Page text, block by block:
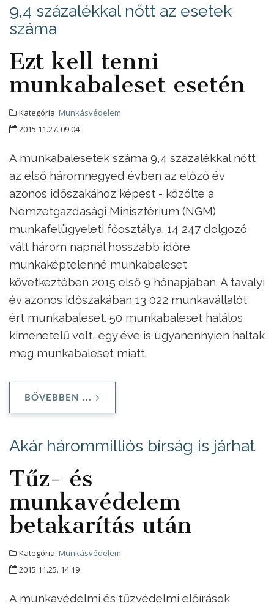
9,4 százalékkal nőtt az esetek
száma
Ezt kell tenni
munkabaleset esetén
Kategória: Munkásvédelem
2015.11.27. 09:04
A munkabalesetek száma 9,4 százalékkal nőtt
az első háromnegyed évben az előző év
azonos időszakához képest - közölte a
Nemzetgazdasági Minisztérium (NGM)
munkafelügyeleti főosztálya. 14 247 dolgozó
vált három napnál hosszabb időre
munkaképtelenné munkabaleset
következtében 2015 első 9 hónapjában. A tavalyi
év azonos időszakában 13 022 munkavállalót
ért munkabaleset. 50 munkabaleset halálos
kimenetelű volt, egy éve is ugyanennyien haltak
meg munkabaleset miatt.
BŐVEBBEN ...
Akár hárommilliós bírság is járhat
Tűz- és
munkavédelem
betakarítás után
Kategória: Munkásvédelem
2015.11.25. 14:19
A munkavédelmi és tűzvédelmi előírások